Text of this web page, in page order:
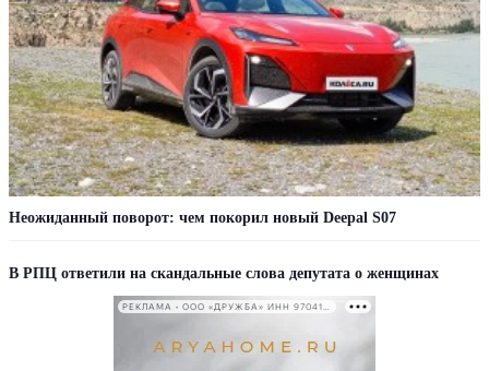
Неожиданный поворот: чем покорил новый Deepal S07
В РПЦ ответили на скандальные слова депутата о женщинах